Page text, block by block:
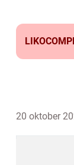
20 oktober